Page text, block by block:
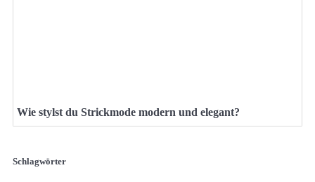
Wie stylst du Strickmode modern und elegant?
Schlagwörter